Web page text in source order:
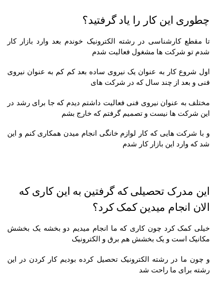
چطوری این کار را یاد گرفتید؟
تا مقطع کارشناسی در رشته الکترونیک خوندم بعد وارد بازار کار
شدم تو شرکت ها مشغول فعالیت شدم
اول شروع کار به عنوان یک نیروی ساده بعد کم کم به عنوان نیروی
فنی و بعد از چند سال که در شرکت های
مختلف به عنوان نیروی فنی فعالیت داشتم دیدم که جا برای رشد در
این شرکت ها نیست و تصمیم گرفتم که خارج بشم
و با شرکت هایی که کار لوازم خانگی انجام میدن همکاری کنم و این
شد که وارد این بازار کار شدم
این مدرک تحصیلی که گرفتین به این کاری که
الان انجام میدین کمک کرد؟
خیلی کمک کرد چون کاری که ما انجام میدیم دو بخشه یک بخشش
مکانیک است و یک بخشش هم برق و الکترونیک
و چون ما در رشته الکترونیک تحصیل کرده بودیم کار کردن در این
رشته برای ما راحت شد